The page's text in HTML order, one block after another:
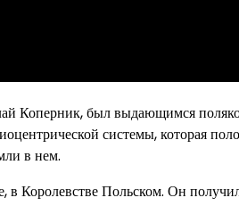
Коперник, был выдающимся
системы, которая
в нем.
в Королевстве Польском. Он